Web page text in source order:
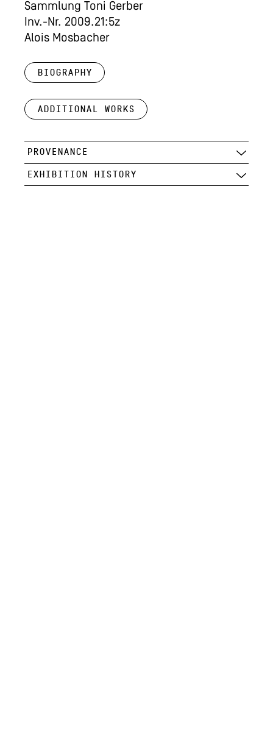
Sammlung Toni Gerber
Inv.-Nr. 2009.21:5z
Alois Mosbacher
Biography
Additional works
PROVENANCE
EXHIBITION HISTORY